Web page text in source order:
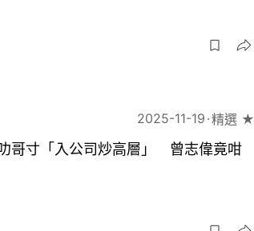
2025-11-19 精選 ★
哥寸「入公司炒高層」 曾志偉竟咁